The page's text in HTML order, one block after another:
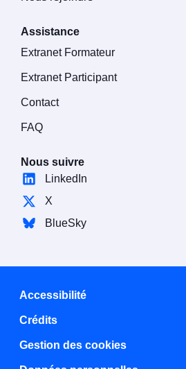
Assistance
Extranet Formateur
Extranet Participant
Contact
FAQ
Nous suivre
LinkedIn
X
BlueSky
Accessibilité
Crédits
Gestion des cookies